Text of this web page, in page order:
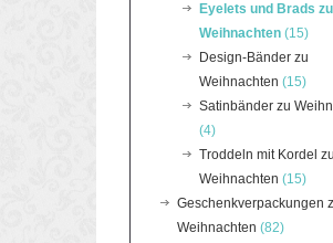
Eyelets und Brads zu
Weihnachten (15)
Design-Bänder zu
Weihnachten (15)
Satinbänder zu
(4)
Troddeln mit Kordel zu
Weihnachten (15)
Geschenkverpackungen
Weihnachten (82)